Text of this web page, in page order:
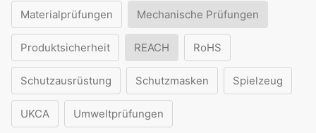
Materialprüfungen Mechanische Prüfungen
Produktsicherheit REACH RoHS
Schutzausrüstung Schutzmasken Spielzeug
UKCA Umweltprüfungen